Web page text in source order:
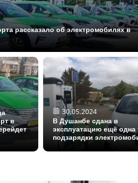
рассказало об электромобилях в
в
30.05.2024
В Душанбе сдана в
эксплуатацию ещё одна
подзарядки